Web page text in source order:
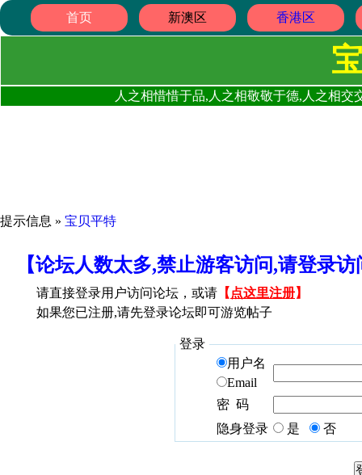
首页 新澳区 香港区
人之相惜惜于品,人之相敬敬于德,人之相
提示信息 » 宝贝平特
【论坛人数太多,禁止游客访问,请登录
请直接登录用户访问论坛，或请 【 点这里注册】
如果您已注册,请先登录论坛即可游览帖子
登录
用户名
Email
密 码
隐身登录
是 否